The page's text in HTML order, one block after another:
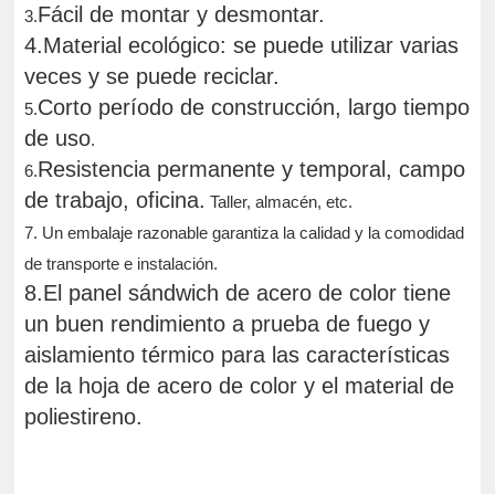
3.Fácil de montar y desmontar.
4.Material ecológico: se puede utilizar varias
veces y se puede reciclar.
5.Corto período de construcción, largo tiempo
de uso.
6.Resistencia permanente y temporal, campo
de trabajo, oficina. Taller, almacén, etc.
7. Un embalaje razonable garantiza la calidad y la comodidad
de transporte e instalación.
8.El panel sándwich de acero de color tiene
un buen rendimiento a prueba de fuego y
aislamiento térmico para las características
de la hoja de acero de color y el material de
poliestireno.